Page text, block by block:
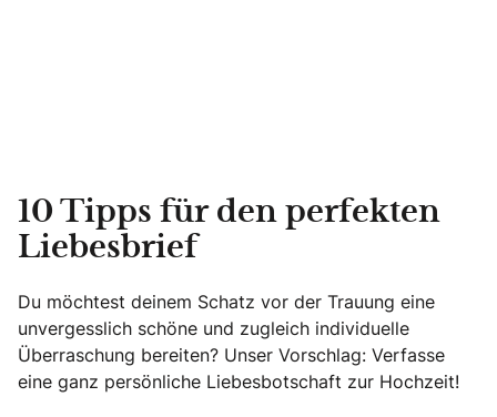
10 Tipps für den perfekten
Liebesbrief
Du möchtest deinem Schatz vor der Trauung eine
unvergesslich schöne und zugleich individuelle
Überraschung bereiten? Unser Vorschlag: Verfasse
eine ganz persönliche Liebesbotschaft zur Hochzeit!